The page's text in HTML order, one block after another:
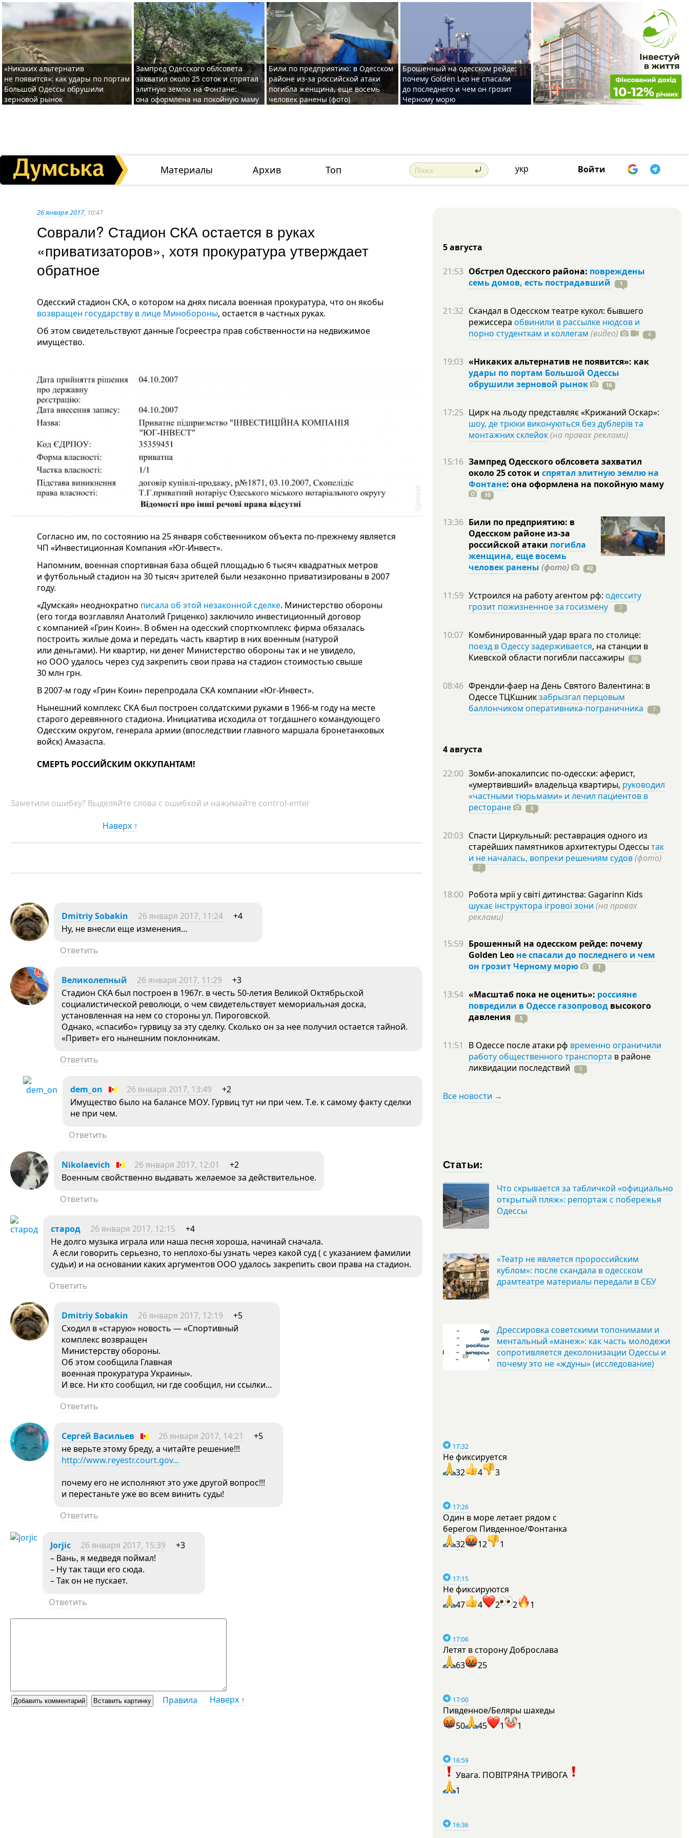
«Никаких альтернатив
не появится»: как удары по портам
Большой Одессы обрушили
зерновой рынок
Зампред Одесского облсовета
захватил около 25 соток и спрятал
элитную землю на Фонтане:
она оформлена на покойную маму
Били по предприятию: в Одесском
районе из-за российской атаки
погибла женщина, еще восемь
человек ранены (фото)
Брошенный на одесском рейде:
почему Golden Leo не спасали
до последнего и чем он грозит
Черному морю
Материалы Архив Топ укр Войти
26 января 2017, 10:47
Соврали? Стадион СКА остается в руках
«приватизаторов», хотя прокуратура утверждает
обратное
Одесский стадион СКА, о котором на днях писала военная прокуратура, что он якобы
возвращен государству в лице Минобороны, остается в частных руках.
Об этом свидетельствуют данные Госреестра прав собственности на недвижимое
имущество.
Согласно им, по состоянию на 25 января собственником объекта по-прежнему является
ЧП «Инвестиционная Компания «Юг-Инвест».
Напомним, военная спортивная база общей площадью 6 тысяч квадратных метров
и футбольный стадион на 30 тысяч зрителей были незаконно приватизированы в 2007
году.
«Думская» неоднократно писала об этой незаконной сделке. Министерство обороны
(его тогда возглавлял Анатолий Гриценко) заключило инвестиционный договор
с компанией «Грин Коин». В обмен на одесский спорткомплекс фирма обязалась
построить жилые дома и передать часть квартир в них военным (натурой
или деньгами). Ни квартир, ни денег Министерство обороны так и не увидело,
но ООО удалось через суд закрепить свои права на стадион стоимостью свыше
30 млн грн.
В 2007-м году «Грин Коин» перепродала СКА компании «Юг-Инвест».
Нынешний комплекс СКА был построен солдатскими руками в 1966-м году на месте
старого деревянного стадиона. Инициатива исходила от тогдашнего командующего
Одесским округом, генерала армии (впоследствии главного маршала бронетанковых
войск) Амазаспа.
СМЕРТЬ РОССИЙСКИМ ОККУПАНТАМ!
Заметили ошибку? Выделяйте слова с ошибкой и нажимайте control-enter
Наверх ↑
Dmitriy Sobakin 26 января 2017, 11:24
+4
Ну, не внесли еще изменения…
Ответить
Великолепный 26 января 2017, 11:29
+3
Стадион СКА был построен в 1967г. в честь 50-летия Великой Октябрьской
социалистической революци, о чем свидетельствует мемориальная доска,
установленная на нем со стороны ул. Пироговской.
Однако, «спасибо» гурвицу за эту сделку. Сколько он за нее получил остается тайной.
«Привет» его нынешним поклонникам.
Ответить
dem_on 26 января 2017, 13:49
+2
Имущество было на балансе МОУ. Гурвиц тут ни при чем. Т.е. к самому факту сделки
не при чем.
Ответить
Nikolaevich 26 января 2017, 12:01
+2
Военным свойственно выдавать желаемое за действительное.
Ответить
старод 26 января 2017, 12:15
+4
Не долго музыка играла или наша песня хороша, начинай сначала.
А если говорить серьезно, то неплохо-бы узнать через какой суд ( с указанием фамилии
судьи) и на основании каких аргументов ООО удалось закрепить свои права на стадион.
Ответить
Dmitriy Sobakin 26 января 2017, 12:19
+5
Сходил в «старую» новость — «Спортивный
комплекс возвращен
Министерству обороны.
Об этом сообщила Главная
военная прокуратура Украины».
И все. Ни кто сообщил, ни где сообщил, ни ссылки…
Ответить
Сергей Васильев 26 января 2017, 14:21
+5
не верьте этому бреду, а читайте решение!!!
http://www.reyestr.court.gov…
почему его не исполняют это уже другой вопрос!!!
и перестаньте уже во всем винить суды!
Ответить
Jorjic 26 января 2017, 15:39
+3
– Вань, я медведя поймал!
– Ну так тащи его сюда.
– Так он не пускает.
Ответить
Правила Наверх ↑
5 августа
21:53 Обстрел Одесского района: повреждены
семь домов, есть пострадавший
1
21:32 Скандал в Одесском театре кукол: бывшего
режиссера обвинили в рассылке нюдсов и
порно студенткам и коллегам (видео) 4
19:03 «Никаких альтернатив не появится»: как
удары по портам Большой Одессы
обрушили зерновой рынок
16
17:25 Цирк на льоду представляє «Крижаний Оскар»:
шоу, де трюки виконуються без дублерів та
монтажних склейок(на правах реклами)
15:16 Зампред Одесского облсовета захватил
около 25 соток и спрятал элитную землю на
Фонтане: она оформлена на покойную маму
10
13:36 Били по предприятию: в
Одесском районе из-за
российской атаки погибла
женщина, еще восемь
человек ранены (фото) 42
11:59 Устроился на работу агентом рф: одесситу
грозит пожизненное за госизмену
7
10:07 Комбинированный удар врага по столице:
поезд в Одессу задерживается, на станции в
Киевской области погибли пассажиры 56
08:46 Френдли-фаер на День Святого Валентина: в
Одессе ТЦКшникзабрызгал перцовым
баллончиком оперативника-пограничника
7
4 августа
22:00 Зомби-апокалипсис по-одесски: аферист,
«умертвивший» владельца квартиры, руководил
«частными тюрьмами» и лечил пациентов в
ресторане
8
20:03 Спасти Циркульный: реставрация одного из
старейших памятников архитектуры Одессы так
и не началась, вопреки решениям судов(фото)
7
18:00 Робота мрії у світі дитинства: Gagarinn Kids
шукає інструктора ігрової зони (на правах
реклами)
15:59 Брошенный на одесском рейде: почему
Golden Leo не спасали до последнего и чем
он грозит Черному морю
7
13:54 «Масштаб пока не оценить»: россияне
повредили в Одессе газопровод высокого
давления
5
11:51 В Одессе после атаки рф временно ограничили
работу общественного транспорта в районе
ликвидации последствий 5
Все новости →
Статьи:
Что скрывается за табличкой «официально
открытый пляж»: репортаж с побережья
Одессы
«Театр не является пророссийским
кублом»: после скандала в одесском
драмтеатре материалы передали в СБУ
Дрессировка советскими топонимами и
ментальный «манеж»: как часть молодежи
сопротивляется деколонизации Одессы и
почему это не «ждуны» (исследование)
17:32
Не фиксируется
32
4 3
17:26
Один в море летает рядом с
берегом Пивденное/Фонтанка
32
12 1
17:15
Не фиксируются
47
4 2 2 1
17:06
Летят в сторону Доброслава
63
25
17:00
Пивденное/Беляры шахеды
50
45 1 1
16:59
Увага. ПОВІТРЯНА ТРИВОГА
1
16:36